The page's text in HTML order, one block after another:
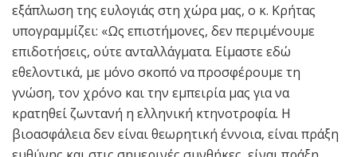
εξάπλωση της ευλογιάς στη χώρα μας, ο κ. Κρήτας
υπογραμμίζει: «Ως επιστήμονες, δεν περιμένουμε
επιδοτήσεις, ούτε ανταλλάγματα. Είμαστε εδώ
εθελοντικά, με μόνο σκοπό να προσφέρουμε τη
γνώση, τον χρόνο και την εμπειρία μας για να
κρατηθεί ζωντανή η ελληνική κτηνοτροφία. Η
βιοασφάλεια δεν είναι θεωρητική έννοια, είναι πράξη